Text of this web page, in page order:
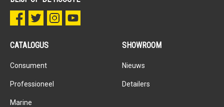
CATALOGUS
Consument
Professioneel
Marine
SHOWROOM
Nieuws
Detailers